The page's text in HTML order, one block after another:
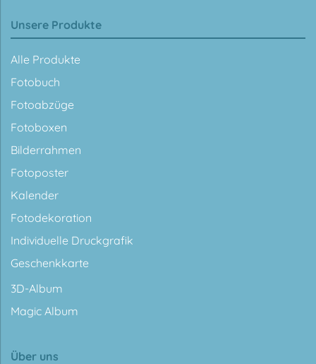
Unsere Produkte
Alle Produkte
Fotobuch
Fotoabzüge
Fotoboxen
Bilderrahmen
Fotoposter
Kalender
Fotodekoration
Individuelle Druckgrafik
Geschenkkarte
3D-Album
Magic Album
Über uns